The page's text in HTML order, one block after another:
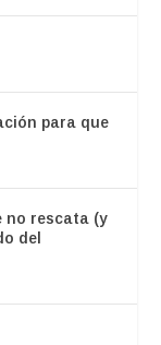
para que
no rescata (y
del